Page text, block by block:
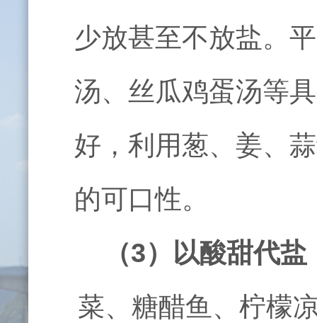
少放甚至不放盐。
汤、丝瓜鸡蛋汤等
好，利用葱、姜、
的可口性。
（3） 以酸甜代盐
菜、糖醋鱼、柠檬